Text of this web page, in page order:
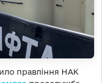
правління НАК